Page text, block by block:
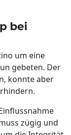
bei
um eine
gebeten. Der
konnte aber
zügig und